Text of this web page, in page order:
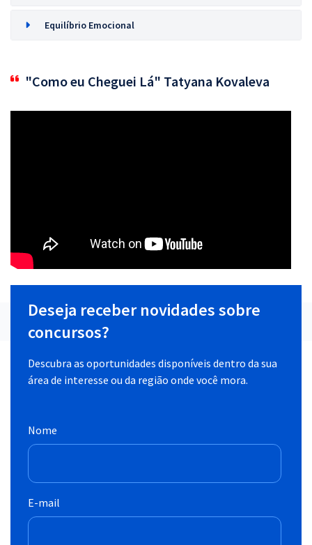
Equilíbrio Emocional
"Como eu Cheguei Lá" Tatyana Kovaleva
Deseja receber novidades sobre
concursos?
Descubra as oportunidades disponíveis dentro da sua
área de interesse ou da região onde você mora.
Nome
E-mail